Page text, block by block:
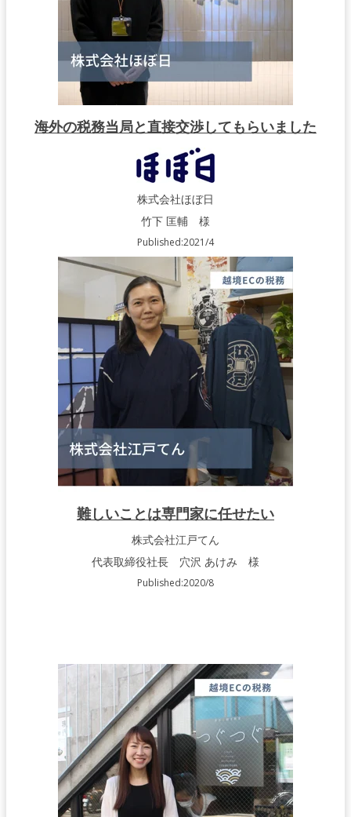
海外の税務当局と直接交渉してもらいました
株式会社ほぼ日
竹下 匡輔 様
Published:2021/4
難しいことは専門家に任せたい
株式会社江戸てん
代表取締役社長 穴沢 あけみ 様
Published:2020/8